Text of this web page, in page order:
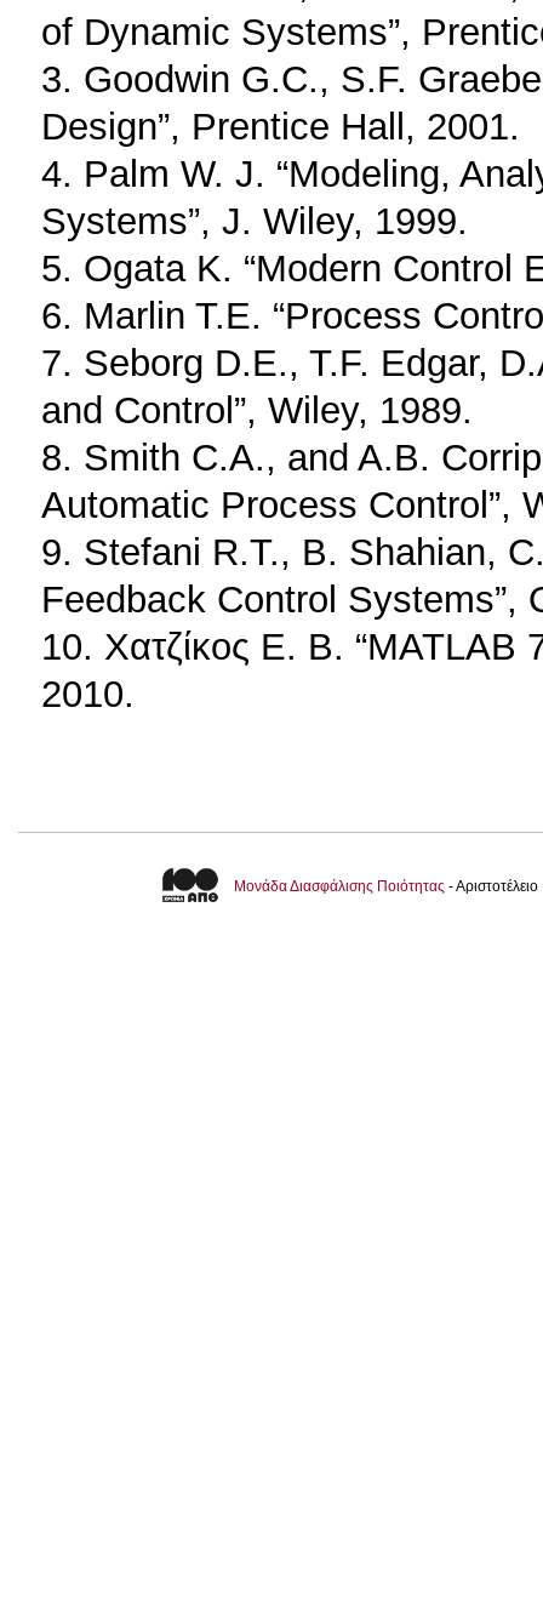
of Dynamic Systems”,
3. Goodwin G.C., S.F.
Design”, Prentice Hall, 2001.
4. Palm W. J. “Modeling,
Systems”, J. Wiley, 1999.
5. Ogata K. “Modern Control
6. Marlin T.E. “Process
7. Seborg D.E., T.F. Edgar,
and Control”, Wiley, 1989.
8. Smith C.A., and A.B.
Automatic Process Control”,
9. Stefani R.T., B. Shahian,
Feedback Control
10. Χατζίκος Ε. Β. “MATLAB
2010.
Μονάδα Διασφάλισης Ποιότητας -